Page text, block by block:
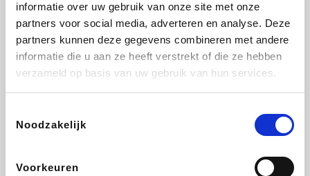
informatie over uw gebruik van onze site met onze
partners voor social media, adverteren en analyse. Deze
partners kunnen deze gegevens combineren met andere
informatie die u aan ze heeft verstrekt of die ze hebben
verzameld op basis van uw gebruik van hun services.
Noodzakelijk
Voorkeuren
Weekendesk Sarenza Schiesser Interhome
Lufthansa